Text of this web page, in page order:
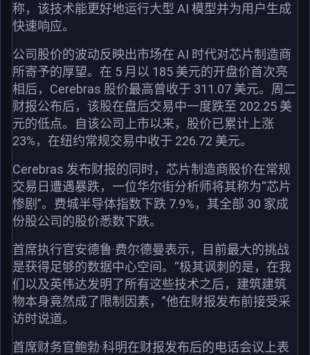
称，该技术能更好地运行大型 AI 模型并为用户生成
快速响应。
公司股价的波动反映出市场在 AI 时代对芯片制造商
所寄予的厚望。在 5 月以 185 美元的开盘价首次亮
相后，Cerebras 股价最高曾收于 311.07 美元。周二
财报公布后，该股在盘后交易中一度跌至 202.25 美
元的低点。自该公司上市以来，股价已累计上涨
23%，在纽约常规交易中收于 226.72 美元。
Cerebras 发布财报的同时，芯片制造商股价在常规
交易日遭遇暴跌，一位华尔街分析师将其称为“芯片
惨剧”。费城半导体指数下跌 7.9%，其全部 30 家成
份股公司的股价悉数下跌。
首席执行官安德鲁·费尔德曼表示，目前最大的挑战
是获得足够的数据中心空间。“极其讽刺的是，在我
们以及英伟达发明了所有这些技术之后，建筑建筑
物本身竟然成了限制因素，”他在财报发布前接受采
访时说道。
首席财务官鲍勃·科明在财报发布后的电话会议上表